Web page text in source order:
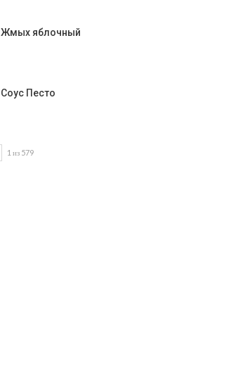
Жмых яблочный
Соус Песто
1 из 579